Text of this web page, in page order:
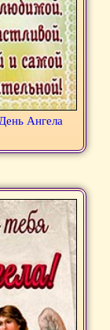
Ангела